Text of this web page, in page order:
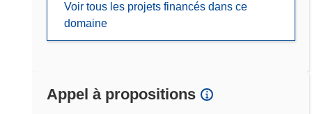
Voir tous les projets financés dans ce
domaine
Appel à propositions